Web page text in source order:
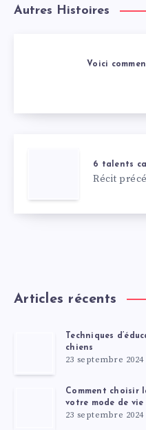
Autres Histoires
Voici
6 talents
Récit
Articles récents
Techniques
chiens
23 septembre 2024
Comment choisir
votre mode de vie
23 septembre 2024